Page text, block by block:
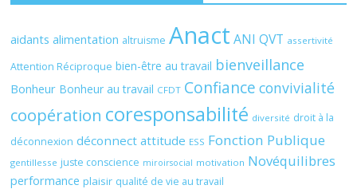
aidants alimentation altruisme Anact ANI QVT assertivité
Attention Réciproque bien-être au travail bienveillance
Bonheur Bonheur au travail CFDT Confiance convivialité
coopération coresponsabilité diversité droit à la
déconnexion déconnect attitude ESS Fonction Publique
gentillesse juste conscience miroirsocial motivation Novéquilibres
performance plaisir qualité de vie au travail